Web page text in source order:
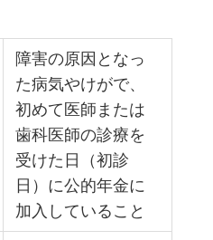
障害の原因となっ
た病気やけがで、
初めて医師または
歯科医師の診療を
受けた日（初診
日）に公的年金に
加入していること